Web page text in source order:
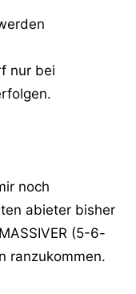
nur bei
noch
abieter bisher
(5-6-
ranzukommen.